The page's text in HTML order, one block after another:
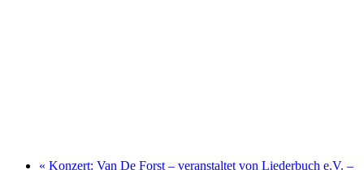
« Konzert: Van De Forst – veranstaltet von Liederbuch e.V. –